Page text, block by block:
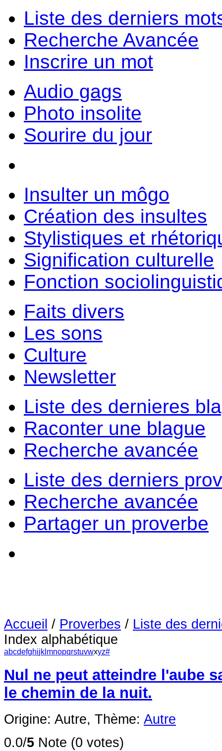
Liste des derniers
Recherche Avancée
Inscrire un mot
Audio gags
Photo insolite
Sourire du jour
Insulter un môgo
Création des insultes
Stylistiques et
Signification culturelle
Fonction
Faits divers
Les sons
Culture
Newsletter
Liste des dernieres
Raconter une blague
Recherche avancée
Liste des derniers
Recherche avancée
Partager un proverbe
Accueil / Proverbes / Liste des
Index alphabétique
abcdefghijk mnopqrstuvwxyz#
Nul ne peut atteindre l'aube
le chemin de la nuit.
Origine: Autre, Thème: Autre
0.0/5 Note (0 votes)